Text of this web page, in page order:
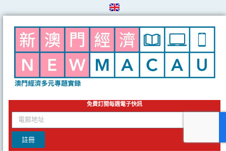
to
content
免費訂閱每週電子快訊
email
註冊